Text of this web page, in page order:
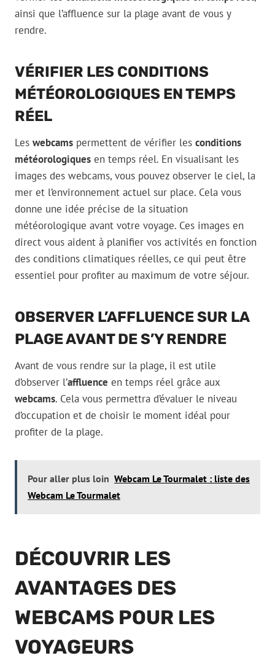
ainsi que l’affluence sur la plage avant de vous y
rendre.
VÉRIFIER LES CONDITIONS
MÉTÉOROLOGIQUES EN TEMPS
RÉEL
Les webcams permettent de vérifier les conditions
météorologiques en temps réel. En visualisant les
images des webcams, vous pouvez observer le ciel, la
mer et l’environnement actuel sur place. Cela vous
donne une idée précise de la situation
météorologique avant votre voyage. Ces images en
direct vous aident à planifier vos activités en fonction
des conditions climatiques réelles, ce qui peut être
essentiel pour profiter au maximum de votre séjour.
OBSERVER L’AFFLUENCE SUR LA
PLAGE AVANT DE S’Y RENDRE
Avant de vous rendre sur la plage, il est utile
d’observer l’affluence en temps réel grâce aux
webcams. Cela vous permettra d’évaluer le niveau
d’occupation et de choisir le moment idéal pour
profiter de la plage.
Pour aller plus loin Webcam Le Tourmalet : liste des
Webcam Le Tourmalet
DÉCOUVRIR LES
AVANTAGES DES
WEBCAMS POUR LES
VOYAGEURS